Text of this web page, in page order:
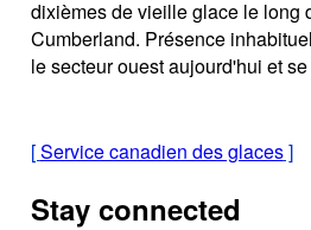
dixièmes de vieille glace le long
Cumberland. Présence
le secteur ouest aujourd'hui et
[Service canadien des glaces]
Stay connected